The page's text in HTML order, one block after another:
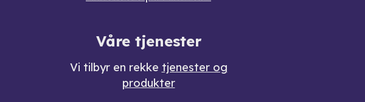
Våre tjenester
Vi tilbyr en rekke tjenester og
produkter